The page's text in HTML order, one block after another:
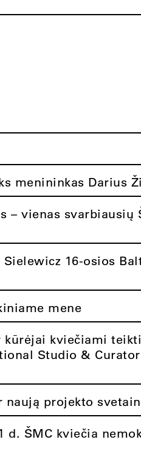
menininkas Darius
– vienas svarbiausių
16-osios
mene
kviečiami
Studio &
projekto
d. ŠMC kviečia